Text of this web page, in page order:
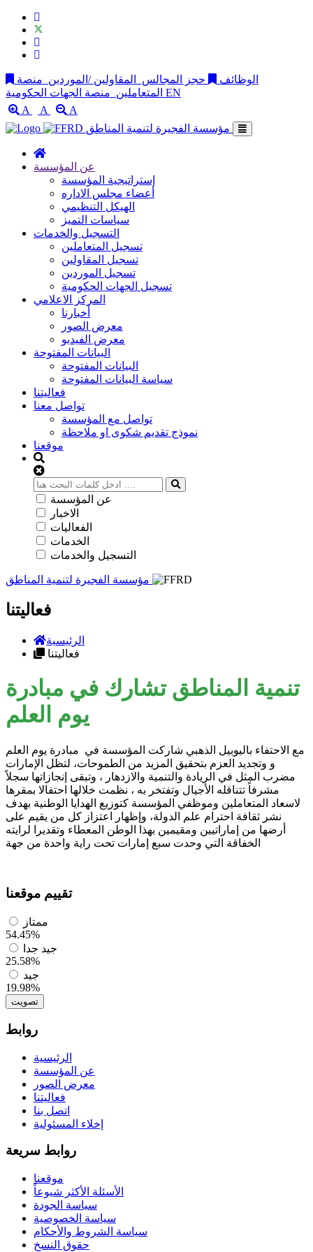
الوظائف حجز المجالس المقاولين /الموردين منصة
المتعاملين EN
A
A
A
عن المؤسسة
إستراتيجية المؤسسة
أعضاء مجلس الاداره
الهيكل التنظيمي
سياسات التميز
التسجيل والخدمات
تسجيل المتعاملين
تسجيل المقاولين
تسجيل الموردين
تسجيل الجهات الحكومية
المركز الاعلامي
أخبارنا
معرض الصور
معرض الفيديو
البيانات المفتوحة
البيانات المفتوحة
سياسة البيانات المفتوحة
فعاليتنا
تواصل معنا
تواصل مع المؤسسة
نموذج تقديم شكوى او ملاحظة
موقعنا
عن المؤسسة
الاخبار
الفعاليات
الخدمات
التسجيل والخدمات
فعاليتنا
الرئيسية
فعاليتنا
تنمية المناطق تشارك في مبادرة
يوم العلم
مع الاحتفاء باليوبيل الذهبي شاركت المؤسسة في مبادرة يوم العلم
و وتجديد العزم بتحقيق المزيد من الطموحات، لتظل الإمارات
مضرب المثل في الريادة والتنمية والازدهار ، وتبقى إنجازاتها سجلاً
مشرفاً تتناقله الأجيال وتفتخر به ، نظمت خلالها احتفالا بمقرها
لاسعاد المتعاملين وموظفي المؤسسة كتوزيع الهدايا الوطنية بهدف
نشر ثقافة احترام علم الدولة، وإظهار اعتزاز كل من يقيم على
أرضها من إماراتيين ومقيمين بهذا الوطن المعطاء وتقديرا لرايته
الخفاقة التي وحدت سبع إمارات تحت راية واحدة من جهة
تقييم موقعنا
ممتاز
54.45%
جيد جدا
25.58%
جيد
19.98%
تصويت
روابط
الرئيسية
عن المؤسسة
معرض الصور
فعاليتنا
اتصل بنا
إخلاء المسئولية
روابط سريعة
موقعنا
الأسئلة الأكثر شيوعاً
سياسة الجودة
سياسة الخصوصية
سياسة الشروط والأحكام
حقوق النسخ